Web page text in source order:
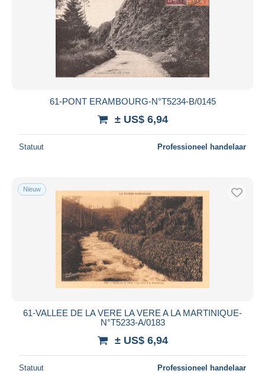
61-PONT ERAMBOURG-N°T5234-B/0145
± US$ 6,94
Statuut Professioneel handelaar
Nieuw
61-VALLEE DE LA VERE LA VERE A LA MARTINIQUE-
N°T5233-A/0183
± US$ 6,94
Statuut Professioneel handelaar